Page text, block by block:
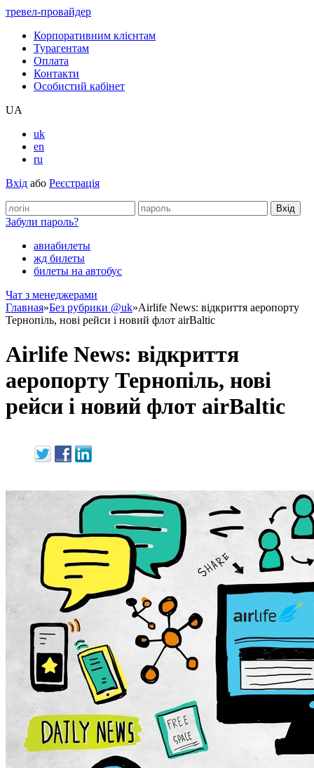
тревел-провайдер
Корпоративним клієнтам
Турагентам
Оплата
Контакти
Особистий кабінет
UA
uk
en
ru
Вхід або Реєстрація
Забули пароль?
авиабилеты
жд билеты
билеты на автобус
Чат з менеджерами
Главная»Без рубрики @uk»Airlife News: відкриття аеропорту
Тернопіль, нові рейси і новий флот airBaltic
Airlife News: відкриття
аеропорту Тернопіль, нові
рейси і новий флот airBaltic